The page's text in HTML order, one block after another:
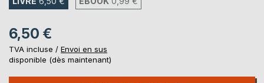
6,50 €
TVA incluse / Envoi en sus
disponible (dès maintenant)